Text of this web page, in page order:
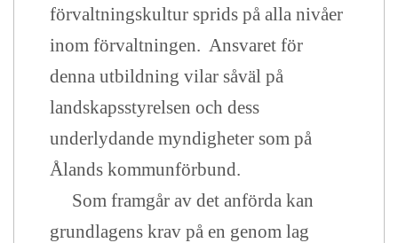
förvaltningskultur sprids på alla nivåer
inom förvaltningen. Ansvaret för
denna utbildning vilar såväl på
landskapsstyrelsen och dess
underlydande myndigheter som på
Ålands kommunförbund.
Som framgår av det anförda kan
grundlagens krav på en genom lag